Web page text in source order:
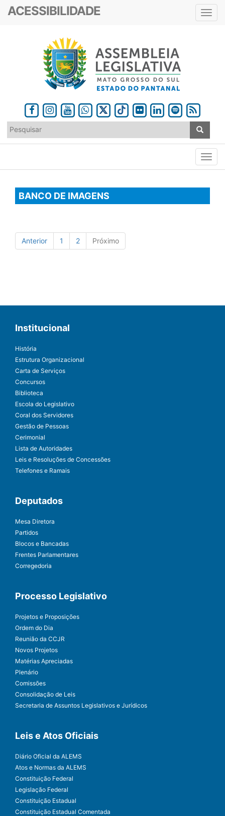
ACESSIBILIDADE
BANCO DE IMAGENS
Anterior 1 2 Próximo
Institucional
História
Estrutura Organizacional
Carta de Serviços
Concursos
Biblioteca
Escola do Legislativo
Coral dos Servidores
Gestão de Pessoas
Cerimonial
Lista de Autoridades
Leis e Resoluções de Concessões
Telefones e Ramais
Deputados
Mesa Diretora
Partidos
Blocos e Bancadas
Frentes Parlamentares
Corregedoria
Processo Legislativo
Projetos e Proposições
Ordem do Dia
Reunião da CCJR
Novos Projetos
Matérias Apreciadas
Plenário
Comissões
Consolidação de Leis
Secretaria de Assuntos Legislativos e Jurídicos
Leis e Atos Oficiais
Diário Oficial da ALEMS
Atos e Normas da ALEMS
Constituição Federal
Legislação Federal
Constituição Estadual
Constituição Estadual Comentada